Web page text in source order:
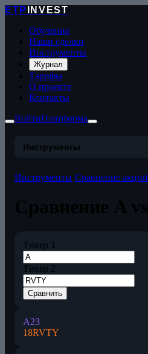
ETP
INVEST
Обучение
Наши сделки
Инструменты
Журнал
Тарифы
О проекте
Контакты
ВойтиПлатформа
Инструменты
Инструменты Сравнение акций
Тикер 1
Тикер 2
Сравнить
A23
18RVTY